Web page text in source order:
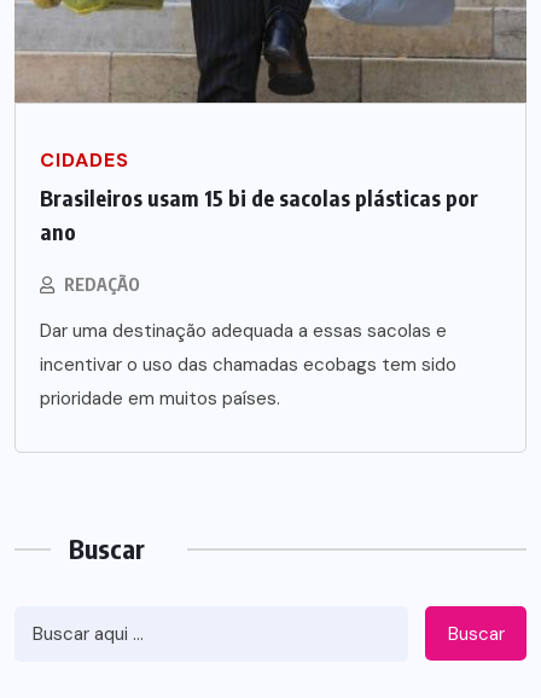
CIDADES
Brasileiros usam 15 bi de sacolas plásticas por
ano
REDAÇÃO
Dar uma destinação adequada a essas sacolas e
incentivar o uso das chamadas ecobags tem sido
prioridade em muitos países.
Buscar
Buscar